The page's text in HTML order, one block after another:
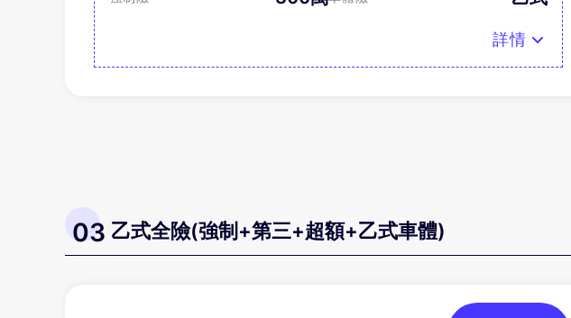
詳情
03 乙式全險(強制+第三+超額+乙式車體)